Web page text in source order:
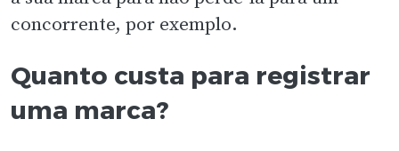
concorrente, por exemplo.
Quanto custa para registrar
uma marca?